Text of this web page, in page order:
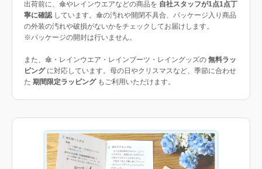
出荷前に、傘やレインウエアなどの商品を 自社スタッフが1点1点丁
寧に確認しています。傘の汚れや開閉不具合、パッケージ入り商品
の外装の汚れや破損がないかをチェックしてお届けします。
※パッケージの開封は行いません。
また、傘・レインウエア・レインブーツ・レイングッズの 無料ラッ
ピングに対応しています。母の日やクリスマスなど、季節に合わせ
た 期間限定ラッピングもご利用いただけます。